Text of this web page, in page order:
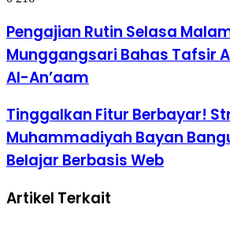
Pengajian
Rutin
Selasa
Malam
Rabu
Munggangsari
Bahas
Tafsir
Al-
Qur’an
Al-
Pengajian Rutin Selasa
Munggangsari Bahas Tafsir
Al-An’aam
Tinggalkan
Fitur
Berbayar!
Strategi
Guru
Bayan
Tinggalkan Fitur Berbayar!
Muhammadiyah Bayan
Belajar Berbasis Web
Artikel Terkait